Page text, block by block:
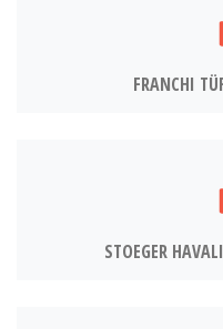
FRANCHI
STOEGER